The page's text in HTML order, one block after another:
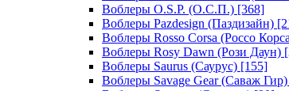
Воблеры O.S.P. (О.С.П.) [368]
Воблеры Pazdesign (Паздизайн)
Воблеры Rosso Corsa (Россо
Воблеры Rosy Dawn (Рози Даун)
Воблеры Saurus (Саурус) [155]
Воблеры Savage Gear (Саваж Гир)